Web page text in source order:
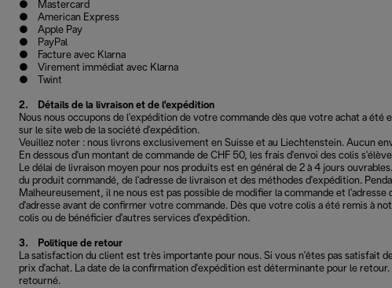
● Mastercard
● American Express
● Apple Pay
● PayPal
● Facture avec Klarna
● Virement immédiat avec Klarna
● Twint
2. Détails de la livraison et de l'expédition
Nous nous occupons de l'expédition de votre commande dès que votre achat a
sur le site web de la société d'expédition.
Veuillez noter : nous livrons exclusivement en Suisse et au Liechtenstein. Aucun
En dessous d'un montant de commande de CHF 50, les frais d'envoi des colis
Le délai de livraison moyen pour nos produits est en général de 2 à 4 jours
du produit commandé, de l'adresse de livraison et des méthodes d'expédition.
Malheureusement, il ne nous est pas possible de modifier la commande et
d'adresse avant de confirmer votre commande. Dès que votre colis a été remis à
colis ou de bénéficier d'autres services d'expédition.
3. Politique de retour
La satisfaction du client est très importante pour nous. Si vous n'êtes pas
prix d'achat. La date de la confirmation d'expédition est déterminante pour le
retourné.